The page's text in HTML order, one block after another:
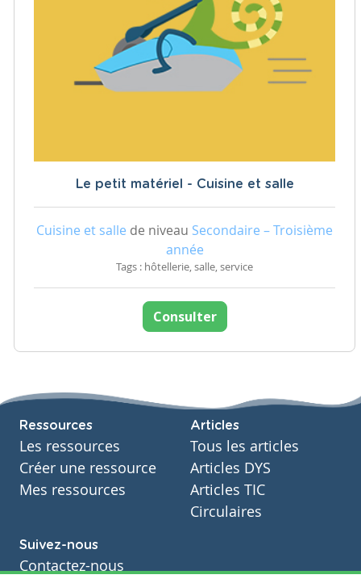
Le petit matériel - Cuisine et salle
Cuisine et salle de niveau Secondaire – Troisième
année
Tags : hôtellerie, salle, service
Consulter
Ressources
Les ressources
Créer une ressource
Mes ressources
Articles
Tous les articles
Articles DYS
Articles TIC
Circulaires
Suivez-nous
Contactez-nous